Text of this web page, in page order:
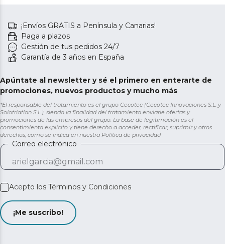
¡Envíos GRATIS a Península y Canarias!
Paga a plazos
Gestión de tus pedidos 24/7
Garantía de 3 años en España
Apúntate al newsletter y sé el primero en enterarte de
promociones, nuevos productos y mucho más
*El responsable del tratamiento es el grupo Cecotec (Cecotec Innovaciones S.L. y
Solotriatlon S.L.), siendo la finalidad del tratamiento enviarle ofertas y
promociones de las empresas del grupo. La base de legitimación es el
consentimiento explícito y tiene derecho a acceder, rectificar, suprimir y otros
derechos, como se indica en nuestra Política de privacidad
Correo electrónico
Acepto los Términos y Condiciones
¡Me suscribo!